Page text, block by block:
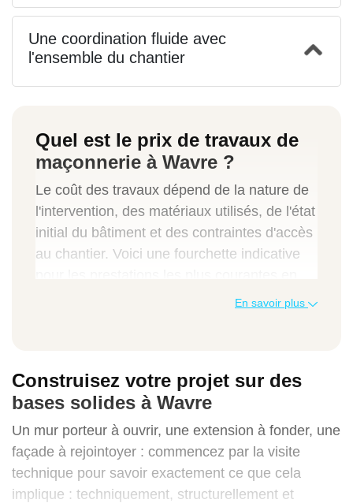
Une coordination fluide avec
l'ensemble du chantier
Quel est le prix de travaux de
maçonnerie à Wavre ?
Le coût des travaux dépend de la nature de
l'intervention, des matériaux utilisés, de l'état
initial du bâtiment et des contraintes d'accès
au chantier. Voici une fourchette indicative
Indication de prix TVAC
Construction d'un mur porteur (bloc ou
brique)
100 à 180 € / m²
En savoir plus
Construisez votre projet sur des
bases solides à Wavre
Un mur porteur à ouvrir, une extension à fonder, une
façade à rejointoyer : commencez par la visite
technique pour savoir exactement ce que cela
implique : techniquement, structurellement et